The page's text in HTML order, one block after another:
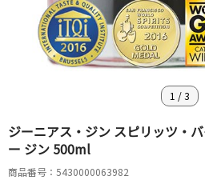
1 /3
ジーニアス・ジン スピリッツ・
ー ジン 500ml
商品番号：5430000063982